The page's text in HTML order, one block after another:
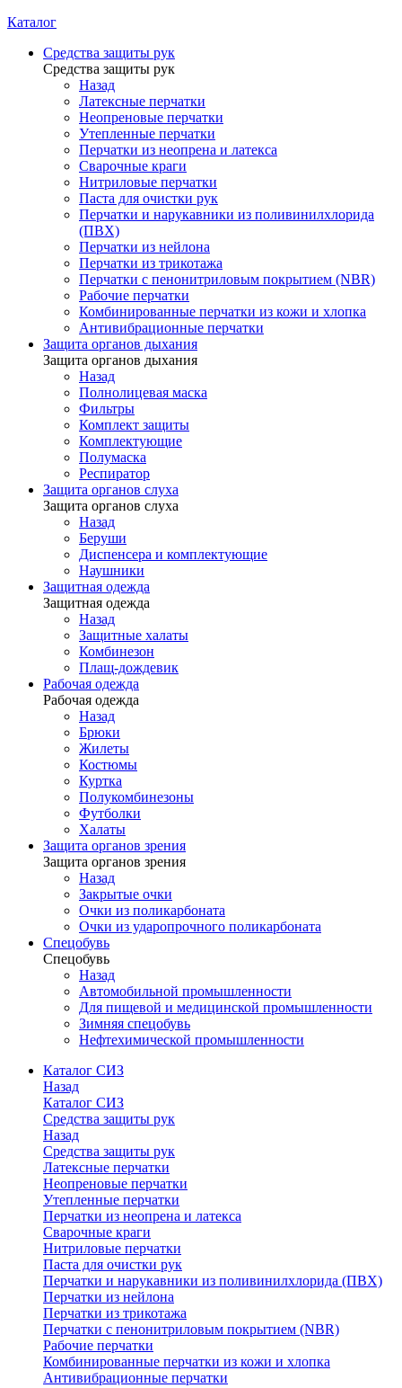
Каталог
Средства защиты рук
Средства защиты рук
Назад
Латексные перчатки
Неопреновые перчатки
Утепленные перчатки
Перчатки из неопрена и латекса
Сварочные краги
Нитриловые перчатки
Паста для очистки рук
Перчатки и нарукавники из поливинилхлорида
(ПВХ)
Перчатки из нейлона
Перчатки из трикотажа
Перчатки с пенонитриловым покрытием (NBR)
Рабочие перчатки
Комбинированные перчатки из кожи и хлопка
Антивибрационные перчатки
Защита органов дыхания
Защита органов дыхания
Назад
Полнолицевая маска
Фильтры
Комплект защиты
Комплектующие
Полумаска
Респиратор
Защита органов слуха
Защита органов слуха
Назад
Беруши
Диспенсера и комплектующие
Наушники
Защитная одежда
Защитная одежда
Назад
Защитные халаты
Комбинезон
Плащ-дождевик
Рабочая одежда
Рабочая одежда
Назад
Брюки
Жилеты
Костюмы
Куртка
Полукомбинезоны
Футболки
Халаты
Защита органов зрения
Защита органов зрения
Назад
Закрытые очки
Очки из поликарбоната
Очки из ударопрочного поликарбоната
Спецобувь
Спецобувь
Назад
Автомобильной промышленности
Для пищевой и медицинской промышленности
Зимняя спецобувь
Нефтехимической промышленности
Каталог СИЗ
Назад
Каталог СИЗ
Средства защиты рук
Назад
Средства защиты рук
Латексные перчатки
Неопреновые перчатки
Утепленные перчатки
Перчатки из неопрена и латекса
Сварочные краги
Нитриловые перчатки
Паста для очистки рук
Перчатки и нарукавники из поливинилхлорида (ПВХ)
Перчатки из нейлона
Перчатки из трикотажа
Перчатки с пенонитриловым покрытием (NBR)
Рабочие перчатки
Комбинированные перчатки из кожи и хлопка
Антивибрационные перчатки